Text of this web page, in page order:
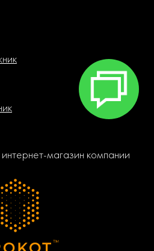
магазин компании